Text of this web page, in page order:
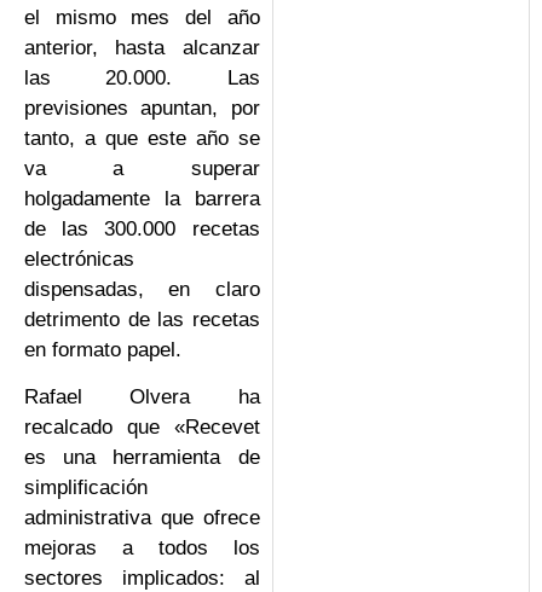
el mismo mes del año
anterior, hasta alcanzar
las 20.000. Las
previsiones apuntan, por
tanto, a que este año se
va a superar
holgadamente la barrera
de las 300.000 recetas
electrónicas
dispensadas, en claro
detrimento de las recetas
en formato papel.
Rafael Olvera ha
recalcado que «Recevet
es una herramienta de
simplificación
administrativa que ofrece
mejoras a todos los
sectores implicados: al